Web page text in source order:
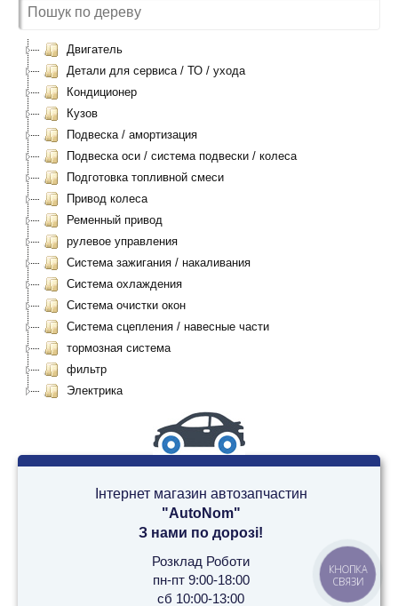
Двигатель
Детали для сервиса / ТО / ухода
Кондиционер
Кузов
Подвеска / амортизация
Подвеска оси / система подвески / колеса
Подготовка топливной смеси
Привод колеса
Ременный привод
рулевое управления
Система зажигания / накаливания
Система охлаждения
Система очистки окон
Система сцепления / навесные части
тормозная система
фильтр
Электрика
Інтернет магазин автозапчастин
"AutoNom"
З нами по дорозі!
Розклад Роботи
пн-пт 9:00-18:00
сб 10:00-13:00
КНОПКА
СВЯЗИ